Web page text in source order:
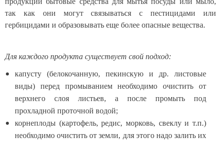
так как они могут связываться с пестицидами или
гербицидами и образовывать еще более опасные вещества.
Для каждого продукта существует свой подход:
капусту (белокочанную, пекинскую и др. листовые
виды) перед промываниемнеобходимо очиститьот
верхнего слоя листьев, а после промыть под
прохладной проточной водой;
корнеплоды (картофель, редис, морковь, свеклу и т.п.)
необходимо очистить от земли, для этого надо залить их